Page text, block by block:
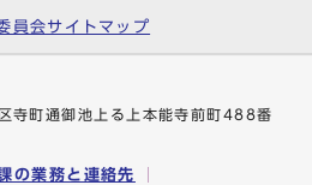
員会サイトマップ
町通御池上る上本能寺前町488番
の業務と連絡先